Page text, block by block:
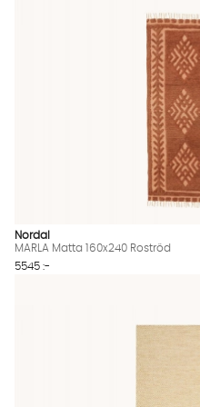
Nordal
MARLA Matta 160x240 Roströd
5545 :-